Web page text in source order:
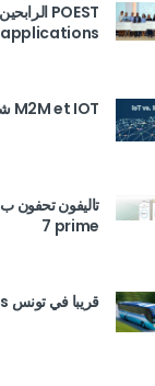
applications
M2M et IOT شنوة الفرق مابين
7 prime
قريبا في تونس Wifi bus